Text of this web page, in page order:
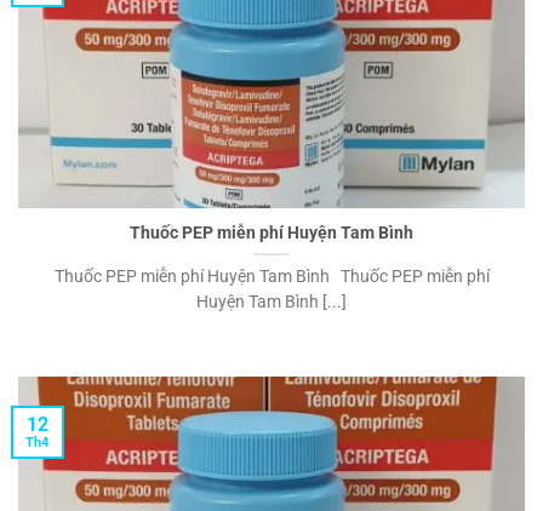
Thuốc PEP miễn phí Huyện Tam Bình
Thuốc PEP miễn phí Huyện Tam Bình Thuốc PEP miễn phí
Huyện Tam Bình [...]
12
Th4